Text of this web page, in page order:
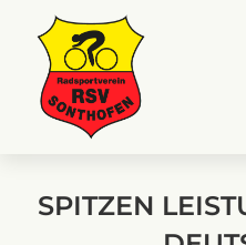
SPITZEN